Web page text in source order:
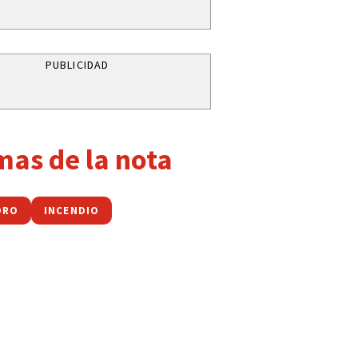
PUBLICIDAD
de la nota
INCENDIO